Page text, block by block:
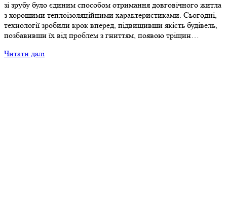
зі зрубу було єдиним способом отримання довговічного житла
з хорошими теплоізоляційними характеристиками. Сьогодні,
технології зробили крок вперед, підвищивши якість будівель,
позбавивши їх від проблем з гниттям, появою тріщин…
Читати далі